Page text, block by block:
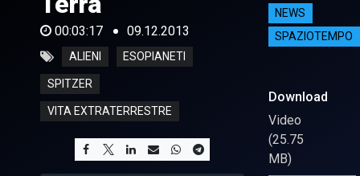
00:03:17 09.12.2013
ALIENI ESOPIANETI
SPITZER
VITA EXTRATERRESTRE
NEWS
SPAZIOTEMPO
Download
Video
(25.75
MB)